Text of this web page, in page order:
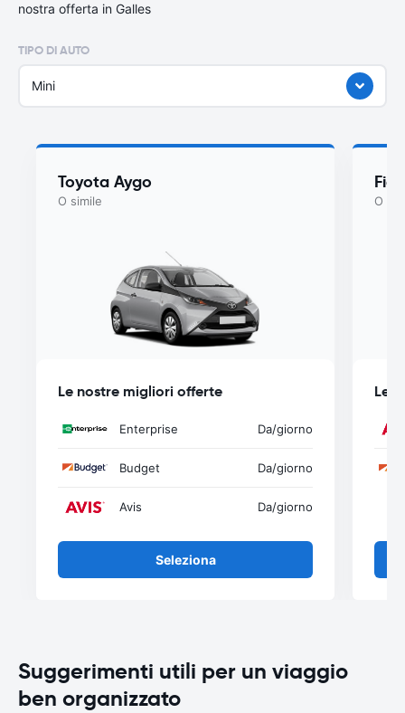
nostra offerta in Galles
TIPO DI AUTO
Mini
Toyota Aygo
O simile
Le nostre migliori offerte
Enterprise Da/giorno
Budget Da/giorno
Avis Da/giorno
Seleziona
O
Le
Suggerimenti utili per un viaggio
ben organizzato